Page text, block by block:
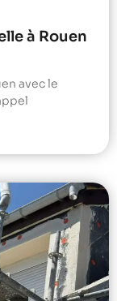
à Rouen
avec le